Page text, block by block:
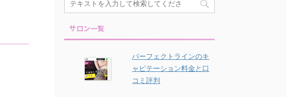
サロン一覧
パーフェクトラインのキ
ャビテーション料金と口
コミ評判